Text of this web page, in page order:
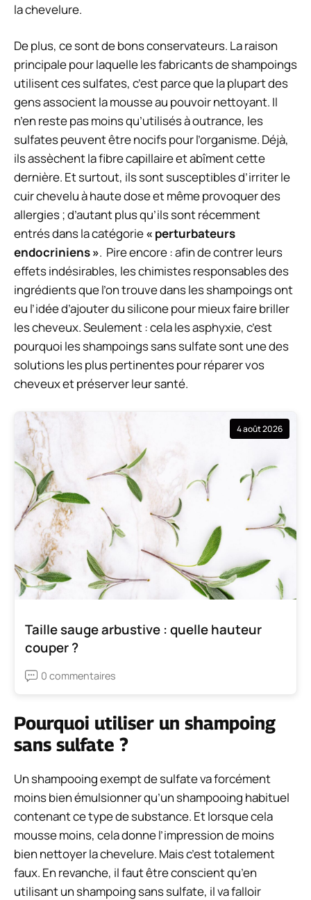
la chevelure.
De plus, ce sont de bons conservateurs. La raison
principale pour laquelle les fabricants de shampoings
utilisent ces sulfates, c’est parce que la plupart des
gens associent la mousse au pouvoir nettoyant. Il
n’en reste pas moins qu’utilisés à outrance, les
sulfates peuvent être nocifs pour l’organisme. Déjà,
ils assèchent la fibre capillaire et abîment cette
dernière. Et surtout, ils sont susceptibles d’irriter le
cuir chevelu à haute dose et même provoquer des
allergies ; d’autant plus qu’ils sont récemment
entrés dans la catégorie« perturbateurs
endocriniens ». Pire encore : afin de contrer leurs
effets indésirables, les chimistes responsables des
ingrédients que l’on trouve dans les shampoings ont
eu l’idée d’ajouter du silicone pour mieux faire briller
les cheveux. Seulement : cela les asphyxie, c’est
pourquoi les shampoings sans sulfate sont une des
solutions les plus pertinentes pour réparer vos
cheveux et préserver leur santé.
4 août 2026
Taille sauge arbustive : quelle hauteur
couper ?
0 commentaires
Pourquoi utiliser un shampoing
sans sulfate ?
Un shampooing exempt de sulfate va forcément
moins bien émulsionner qu’un shampooing habituel
contenant ce type de substance. Et lorsque cela
mousse moins, cela donne l’impression de moins
bien nettoyer la chevelure. Mais c’est totalement
faux. En revanche, il faut être conscient qu’en
utilisant un shampoing sans sulfate, il va falloir